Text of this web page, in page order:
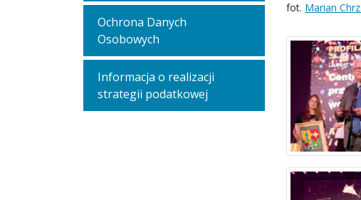
Ochrona Danych
Osobowych
Informacja o realizacji
strategii podatkowej
fot. Marian